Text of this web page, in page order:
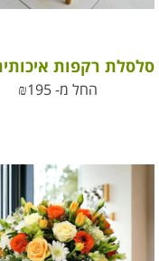
החל מ-
₪195